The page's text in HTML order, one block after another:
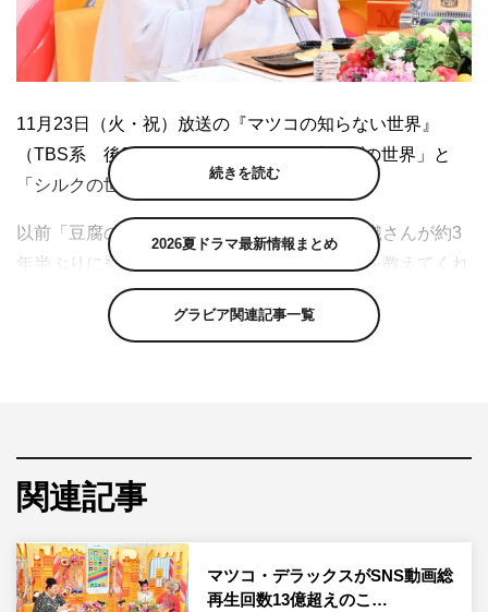
11月23日（火・祝）放送の『マツコの知らない世界』
（TBS系 後8・57～10・00）は、「油揚げの世界」と
「シルクの世界」の2本立てで送る。
以前「豆腐の世界」を紹介してくれた工藤詩織さんが約3
年半ぶりに登場し、今回は「油揚げの世界」を教えてくれ
る。中はフワフワ、外はカリカリ、ジューシー感たっぷり
の油揚げは豆腐より作ることが難しいという。そこで、工
そして油揚げのニュースター、味付け油揚げも。しょう
ゆ、キムチ、黒コショウ、七味さんしょう味がマツコ・デ
「栃尾揚げ」の揚げたてがスタジオに登場。店主自らが揚
げた熱々をマツコが食べ尽くす。
続きを読む
2026夏ドラマ最新情報まとめ
グラビア関連記事一覧
関連記事
マツコ・デラックスがSNS動画総
再生回数13億超えのこ…